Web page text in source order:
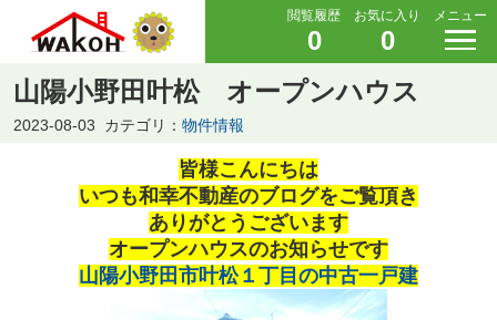
閲覧履歴
0
お気に入り
0
メニュー
山陽小野田叶松 オープンハウス
2023-08-03 カテゴリ： 物件情報
皆様こんにちは
いつも和幸不動産のブログをご覧頂き
ありがとうございます
オープンハウスのお知らせです
山陽小野田市叶松１丁目の中古一戸建